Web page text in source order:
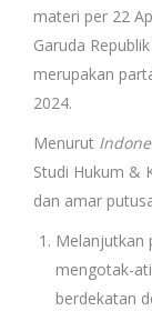
materi per 22
Garuda
merupakan
2024.
Menurut
Studi Hukum &
dan amar
Melanjutkan
mengotak-
berdekatan